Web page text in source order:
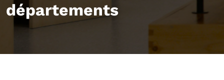
départements